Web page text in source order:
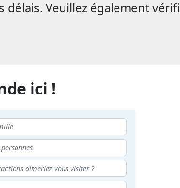
Veuillez également
ici !